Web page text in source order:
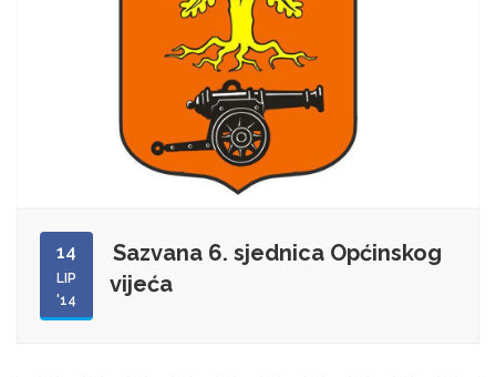
14
LIP
'14
Sazvana 6. sjednica Općinskog
vijeća